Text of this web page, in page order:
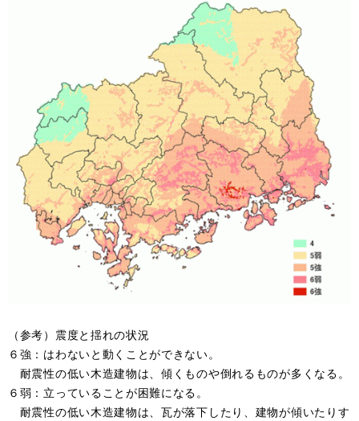
（参考）震度と揺れの状況
６強：はわないと動くことができない。
耐震性の低い木造建物は、傾くものや倒れるものが多くなる。
６弱：立っていることが困難になる。
耐震性の低い木造建物は、瓦が落下したり、建物が傾いたりす